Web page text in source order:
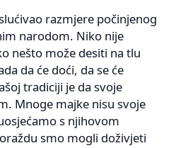
razmjere počinjenog
narodom. Niko nije
nešto može desiti na tlu
da će doći, da se će
tradiciji je da svoje
Mnoge majke nisu svoje
s njihovom
smo mogli doživjeti